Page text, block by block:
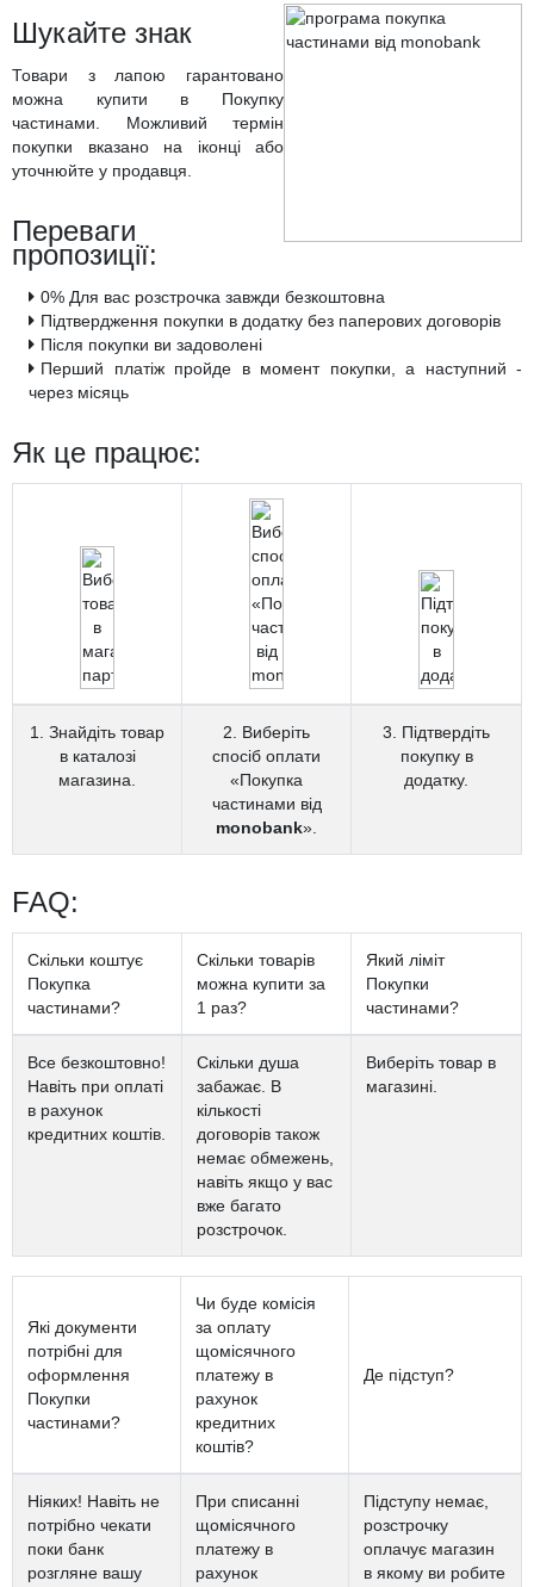
Шукайте знак
Товари з лапою гарантовано
можна купити в Покупку
частинами. Можливий термін
покупки вказано на іконці або
уточнюйте у продавця.
Переваги
пропозиції:
0% Для вас розстрочка завжди безкоштовна
Підтвердження покупки в додатку без паперових договорів
Після покупки ви задоволені
Перший платіж пройде в момент покупки, а наступний -
через місяць
Як це працює:
1. Знайдіть товар
в каталозі
магазина.
2. Виберіть
спосіб оплати
«Покупка
частинами від
monobank».
3. Підтвердіть
покупку в
додатку.
FAQ:
Скільки коштує
Покупка
частинами?
Скільки товарів
можна купити за
1 раз?
Який ліміт
Покупки
частинами?
Все безкоштовно!
Навіть при оплаті
в рахунок
кредитних коштів.
Скільки душа
забажає. В
кількості
договорів також
немає обмежень,
навіть якщо у вас
вже багато
розстрочок.
Виберіть товар в
магазині.
Які документи
потрібні для
оформлення
Покупки
частинами?
Чи буде комісія
за оплату
щомісячного
платежу в
рахунок
кредитних
коштів?
Де підступ?
Ніяких! Навіть не
потрібно чекати
поки банк
розгляне вашу
При списанні
щомісячного
платежу в
рахунок
Підступу немає,
розстрочку
оплачує магазин
в якому ви робите